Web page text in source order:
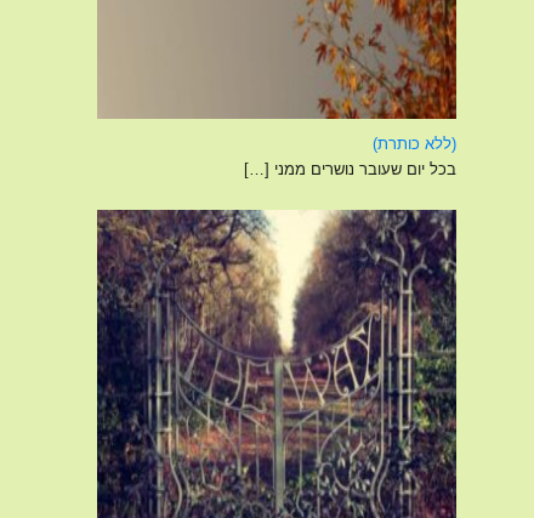
(ללא כותרת)פוסט
4120
בכל יום שעובר נושרים ממני […]